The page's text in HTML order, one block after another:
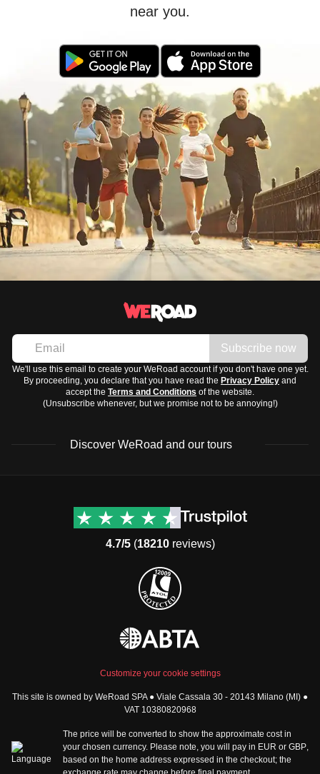
near you.
Subscribe now
We'll use this email to create your WeRoad account if you don't have one yet.
By proceeding, you declare that you have read the Privacy Policy and
accept the Terms and Conditions of the website.
(Unsubscribe whenever, but we promise not to be annoying!)
Discover WeRoad and our tours
Group trips to Europe
Group trips to Middle East
How it works
About us
The Good WeRoader
Contacts
Manage Booking
Privacy Policy
Security
Governance
Sitemap
4.7/5(18210reviews)
Customize your cookie settings
This site is owned by WeRoad SPA ● Viale Cassala 30 - 20143 Milano (MI) ●
VAT 10380820968
The price will be converted to show the approximate cost in
your chosen currency. Please note, you will pay in EUR or GBP,
based on the home address expressed in the checkout; the